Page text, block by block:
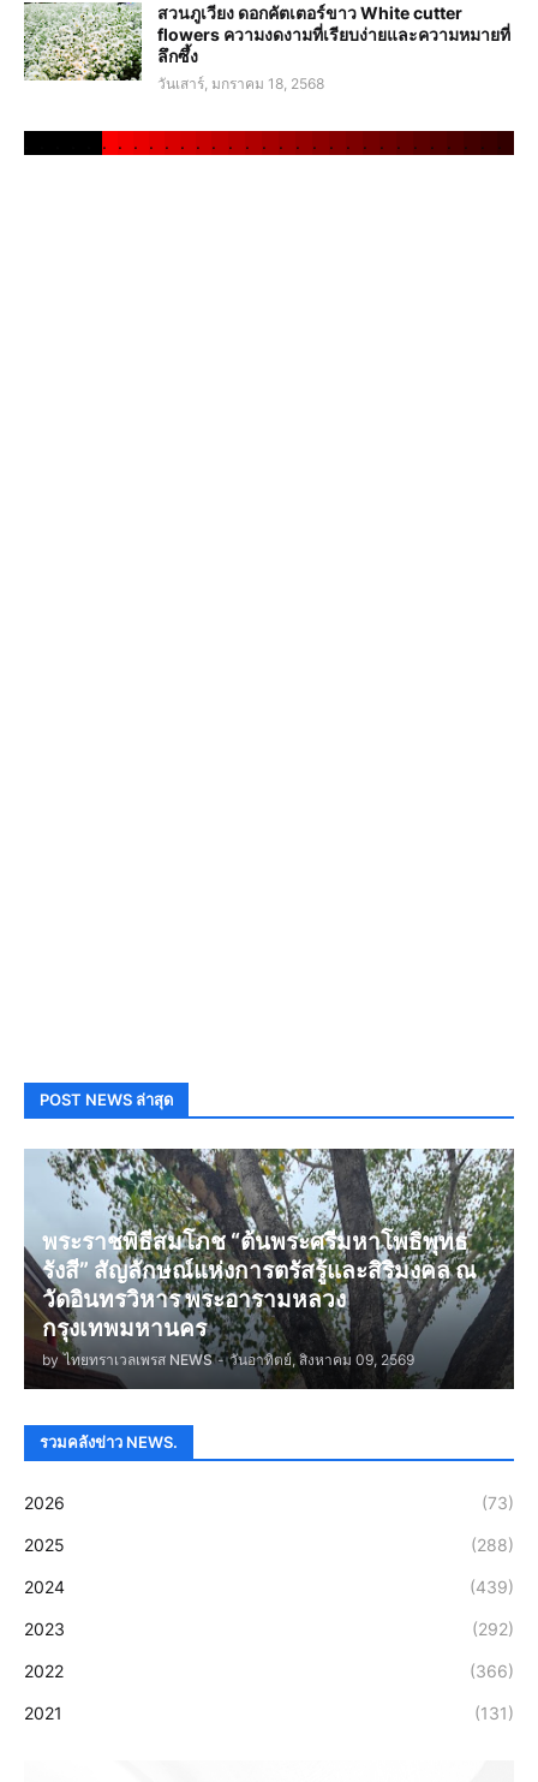
สวนภูเวียง ดอกคัตเตอร์ขาว White cutter
flowers ความงดงามที่เรียบง่ายและความหมายที่
ลึกซึ้ง
วันเสาร์, มกราคม 18, 2568
. . . . . . . . . . . . . . . . . . . . . . . .
POST NEWS ล่าสุด
พระราชพิธีสมโภช “ต้นพระศรีมหาโพธิพุทธ
รังสี” สัญลักษณ์แห่งการตรัสรู้และสิริมงคล ณ
วัดอินทรวิหาร พระอารามหลวง
กรุงเทพมหานคร
by ไทยทราเวลเพรส NEWS - วันอาทิตย์, สิงหาคม 09, 2569
รวมคลังข่าว NEWS.
2026 (73)
2025 (288)
2024 (439)
2023 (292)
2022 (366)
2021 (131)